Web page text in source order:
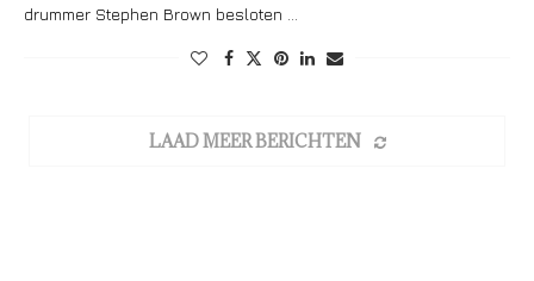
drummer Stephen Brown besloten …
LAAD MEER BERICHTEN